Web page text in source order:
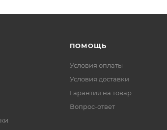
ПОМОЩЬ
Условия оплаты
Условия доставки
Гарантия на товар
Вопрос-ответ